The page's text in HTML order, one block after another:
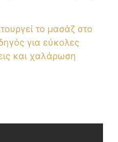
το μασάζ στο
για εύκολες
και χαλάρωση